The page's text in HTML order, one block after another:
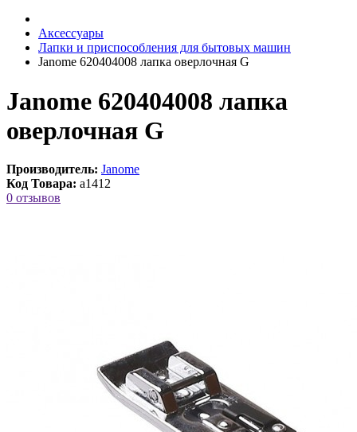
Аксессуары
Лапки и приспособления для бытовых машин
Janome 620404008 лапка оверлочная G
Janome 620404008 лапка
оверлочная G
Производитель: Janome
Код Товара: a1412
0 отзывов